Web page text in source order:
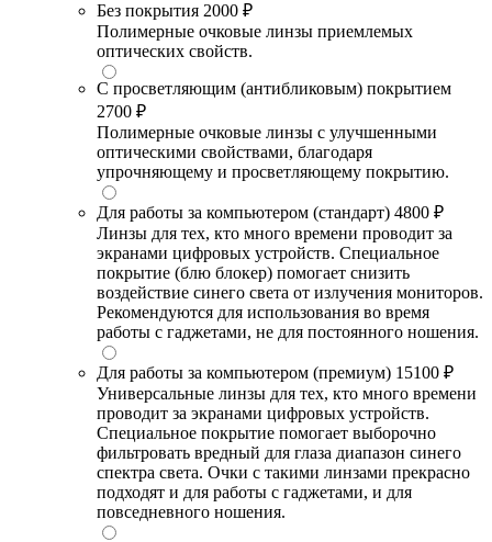
Без покрытия 2000 ₽
Полимерные очковые линзы приемлемых
оптических свойств.
С просветляющим (антибликовым) покрытием
2700 ₽
Полимерные очковые линзы с улучшенными
оптическими свойствами, благодаря
упрочняющему и просветляющему покрытию.
Для работы за компьютером (стандарт) 4800 ₽
Линзы для тех, кто много времени проводит за
экранами цифровых устройств. Специальное
покрытие (блю блокер) помогает снизить
воздействие синего света от излучения мониторов.
Рекомендуются для использования во время
работы с гаджетами, не для постоянного ношения.
Для работы за компьютером (премиум) 15100 ₽
Универсальные линзы для тех, кто много времени
проводит за экранами цифровых устройств.
Специальное покрытие помогает выборочно
фильтровать вредный для глаза диапазон синего
спектра света. Очки с такими линзами прекрасно
подходят и для работы с гаджетами, и для
повседневного ношения.